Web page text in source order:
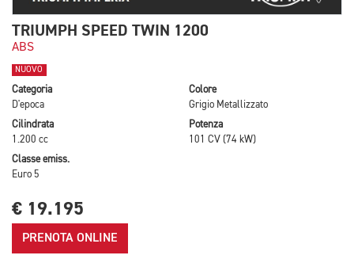
TRIUMPH SPEED TWIN 1200
ABS
NUOVO
Categoria
D'epoca
Colore
Grigio Metallizzato
Cilindrata
1.200 cc
Potenza
101 CV (74 kW)
Classe emiss.
Euro 5
€ 19.195
PRENOTA ONLINE